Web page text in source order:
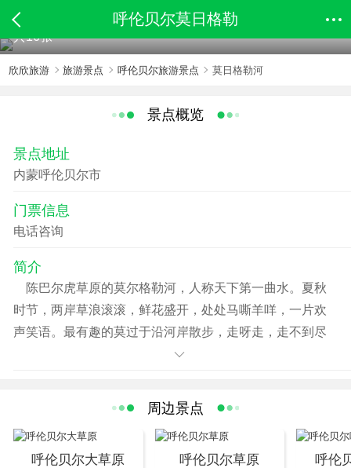
呼伦贝尔莫日格勒
共16张
欣欣旅游 旅游景点 呼伦贝尔旅游景点 莫日格勒河
景点概览
景点地址
内蒙呼伦贝尔市
门票信息
电话咨询
简介
陈巴尔虎草原的莫尔格勒河，人称天下第一曲水。夏秋
时节，两岸草浪滚滚，鲜花盛开，处处马嘶羊咩，一片欢
声笑语。最有趣的莫过于沿河岸散步，走呀走，走不到尽
头，辨不清方向，像是在原地绕圈，又仿佛走进了迷阵。
周边景点
呼伦贝尔大草原 呼伦贝尔草原 呼伦